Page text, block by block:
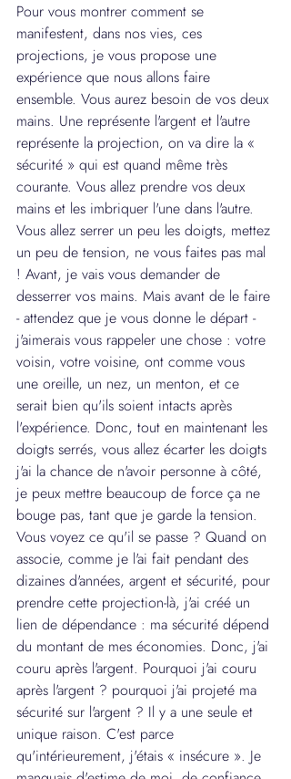
Pour vous montrer comment se
manifestent, dans nos vies, ces
projections, je vous propose une
expérience que nous allons faire
ensemble. Vous aurez besoin de vos deux
mains. Une représente l'argent et l'autre
représente la projection, on va dire la «
sécurité » qui est quand même très
courante. Vous allez prendre vos deux
mains et les imbriquer l'une dans l'autre.
Vous allez serrer un peu les doigts, mettez
un peu de tension, ne vous faites pas mal
! Avant, je vais vous demander de
desserrer vos mains. Mais avant de le faire
- attendez que je vous donne le départ -
j'aimerais vous rappeler une chose : votre
voisin, votre voisine, ont comme vous
une oreille, un nez, un menton, et ce
serait bien qu'ils soient intacts après
l'expérience. Donc, tout en maintenant les
doigts serrés, vous allez écarter les doigts
j'ai la chance de n'avoir personne à côté,
je peux mettre beaucoup de force ça ne
bouge pas, tant que je garde la tension.
Vous voyez ce qu'il se passe ? Quand on
associe, comme je l'ai fait pendant des
dizaines d'années, argent et sécurité, pour
prendre cette projection-là, j'ai créé un
lien de dépendance : ma sécurité dépend
du montant de mes économies. Donc, j'ai
couru après l'argent. Pourquoi j'ai couru
après l'argent ? pourquoi j'ai projeté ma
sécurité sur l'argent ? Il y a une seule et
unique raison. C'est parce
qu'intérieurement, j'étais « insécure ». Je